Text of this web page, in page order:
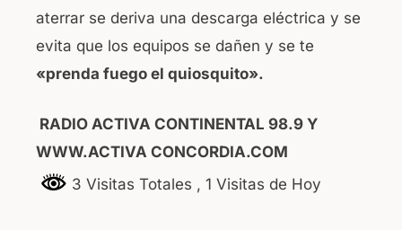
aterrar se deriva una descarga eléctrica y se
evita que los equipos se dañen y se te
«prenda fuego el quiosquito».
RADIO ACTIVA CONTINENTAL 98.9 Y
WWW.ACTIVA CONCORDIA.COM
3 Visitas Totales , 1 Visitas de Hoy